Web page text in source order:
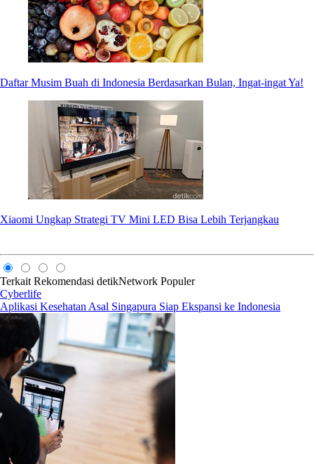
Daftar Musim Buah di Indonesia Berdasarkan Bulan, Ingat-ingat Ya!
Xiaomi Ungkap Strategi TV Mini LED Bisa Lebih Terjangkau
Terkait Rekomendasi detikNetwork Populer
Cyberlife
Aplikasi Kesehatan Asal Singapura Siap Ekspansi ke Indonesia